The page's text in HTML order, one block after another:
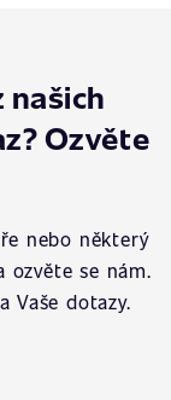
našich
Ozvěte
nebo některý
ozvěte se nám.
Vaše dotazy.